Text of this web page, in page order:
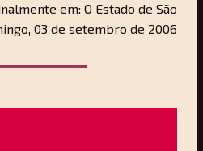
em: O Estado de São
03 de setembro de 2006